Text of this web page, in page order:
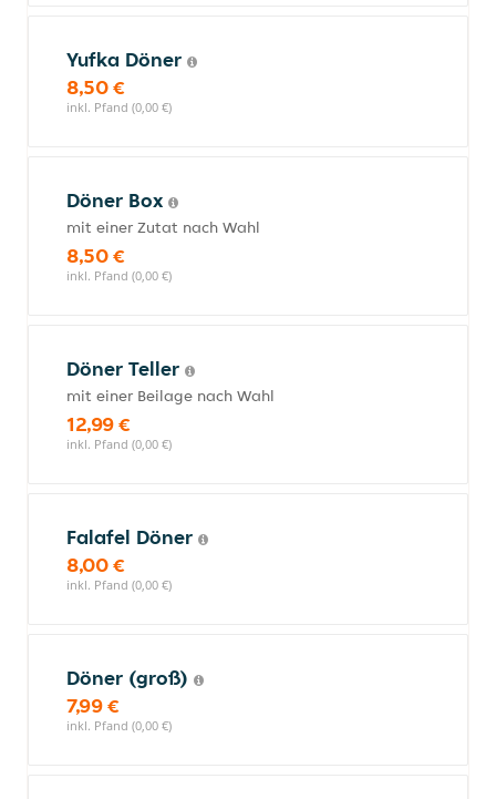
Yufka Döner
8,50 €
inkl. Pfand (0,00 €)
Döner Box
mit einer Zutat nach Wahl
8,50 €
inkl. Pfand (0,00 €)
Döner Teller
mit einer Beilage nach Wahl
12,99 €
inkl. Pfand (0,00 €)
Falafel Döner
8,00 €
inkl. Pfand (0,00 €)
Döner (groß)
7,99 €
inkl. Pfand (0,00 €)